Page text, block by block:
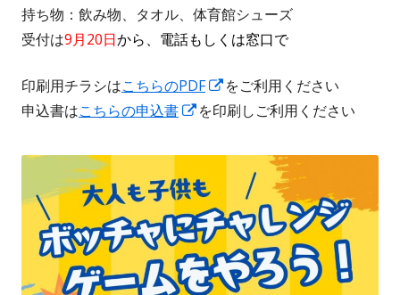
持ち物：飲み物、タオル、体育館シューズ
受付は9月20日から、電話もしくは窓口で
印刷用チラシはこちらのPDF
新
し
ウ
ン
ド
ウ
で
をご利用ください
申込書はこちらの申込書
新
い
ウ
ィ
ン
ド
ウ
を印刷しご利用ください